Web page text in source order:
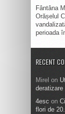
Fântâna
Orășelul
perioada
RECENT
Mirel on
deratizare
4esc on
flori de